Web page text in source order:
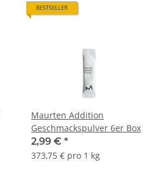
BESTSELLER
Maurten Addition
Geschmackspulver 6er Box
2,99 € *
373,75 € pro 1 kg